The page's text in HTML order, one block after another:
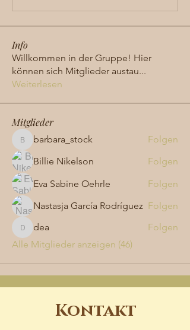
Info
Willkommen in der Gruppe! Hier
können sich Mitglieder austau...
Weiterlesen
Mitglieder
barbara_stock
barbara_stock
Folgen
Billie Nikelson
Folgen
Eva Sabine Oehrle
Folgen
Nastasja García Rodríguez Folgen
deadea
Folgen
Alle Mitglieder anzeigen (46)
Kontakt